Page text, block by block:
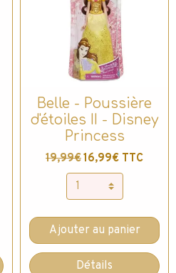
Belle - Poussière
d'étoiles II - Disney
Princess
19,99€16,99€ TTC
Ajouter au panier
Détails